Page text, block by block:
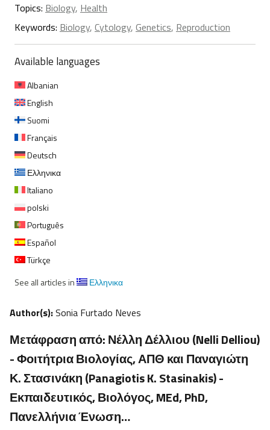
Topics: Biology, Health
Keywords: Biology, Cytology, Genetics, Reproduction
Available languages
Albanian
English
Suomi
Français
Deutsch
Ελληνικα
Italiano
polski
Português
Español
Türkçe
See all articles in
Ελληνικα
Author(s):Sonia Furtado Neves
Μετάφραση από: Νέλλη Δέλλιου (Nelli Delliou)
- Φοιτήτρια Βιολογίας, ΑΠΘ και Παναγιώτη
Κ. Στασινάκη (Panagiotis K. Stasinakis) -
Εκπαιδευτικός, Βιολόγος, MEd, PhD,
Πανελλήνια Ένωση…